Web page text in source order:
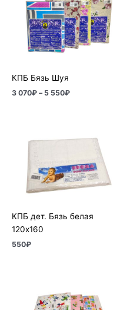
КПБ Бязь Шуя
3 070₽ – 5 550₽
3
070₽
–
5
550₽
КПБ дет. Бязь белая
120х160
550₽